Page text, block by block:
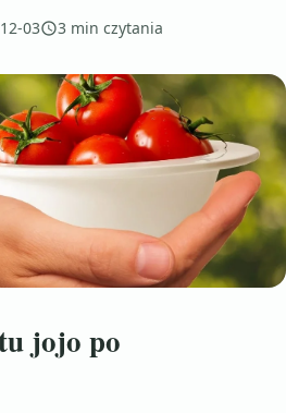
03 3 min czytania
jojo po